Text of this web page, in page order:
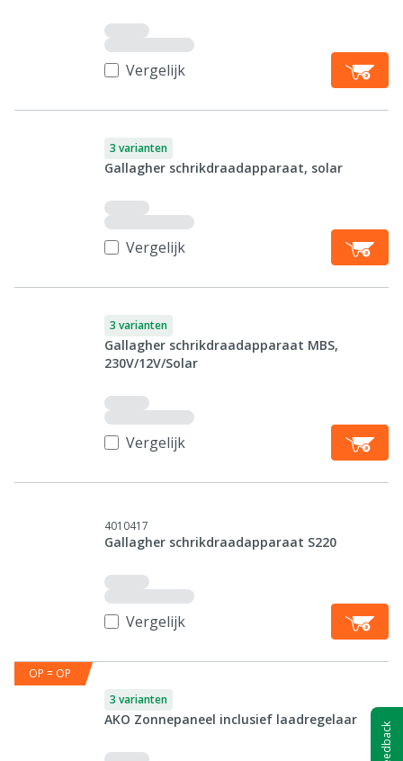
Vergelijk
3 varianten
Gallagher schrikdraadapparaat, solar
Vergelijk
3 varianten
Gallagher schrikdraadapparaat MBS,
230V/12V/Solar
Vergelijk
4010417
Gallagher schrikdraadapparaat S220
Vergelijk
OP = OP
3 varianten
AKO Zonnepaneel inclusief laadregelaar
Feedback